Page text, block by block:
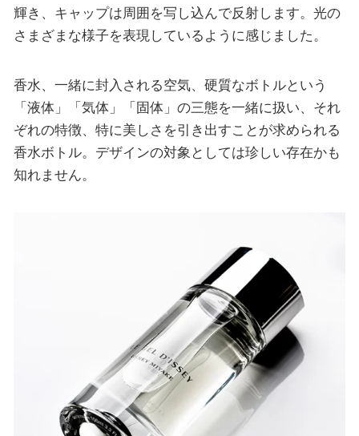
輝き、キャップは周囲を写し込んで反射します。光の
さまざまな様子を表現しているように感じました。
香水、一緒に封入される空気、硬質なボトルという
「液体」「気体」「固体」の三態を一緒に扱い、それ
ぞれの特徴、特に美しさを引き出すことが求められる
香水ボトル。デザインの対象としては珍しい存在かも
知れません。